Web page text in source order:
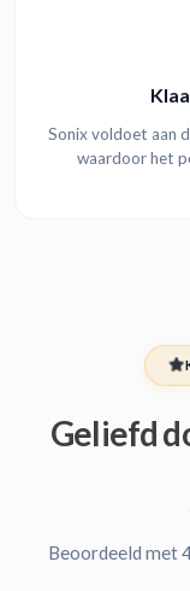
Sonix voldoet aan
waardoor het
Geliefd
Beoordeeld met